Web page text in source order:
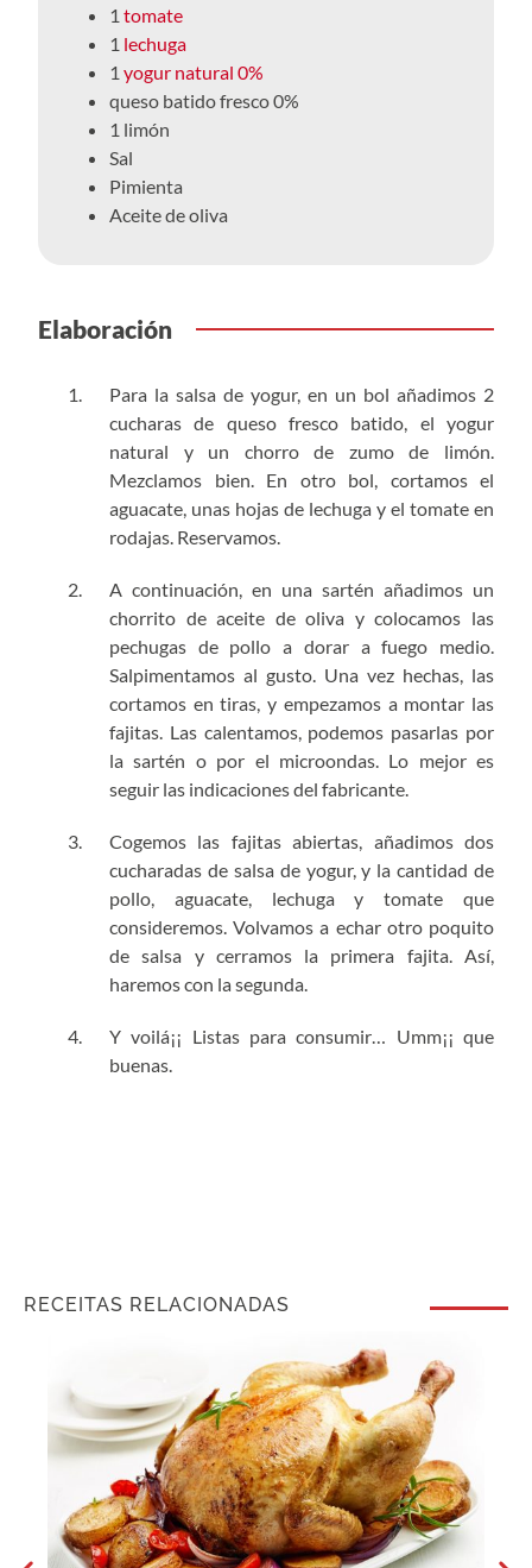
1 tomate
1 lechuga
1 yogur natural 0%
queso batido fresco 0%
1 limón
Sal
Pimienta
Aceite de oliva
Elaboración
Para la salsa de yogur, en un bol añadimos 2
cucharas de queso fresco batido, el yogur
natural y un chorro de zumo de limón.
Mezclamos bien. En otro bol, cortamos el
aguacate, unas hojas de lechuga y el tomate en
rodajas. Reservamos.
A continuación, en una sartén añadimos un
chorrito de aceite de oliva y colocamos las
pechugas de pollo a dorar a fuego medio.
Salpimentamos al gusto. Una vez hechas, las
cortamos en tiras, y empezamos a montar las
fajitas. Las calentamos, podemos pasarlas por
la sartén o por el microondas. Lo mejor es
seguir las indicaciones del fabricante.
Cogemos las fajitas abiertas, añadimos dos
cucharadas de salsa de yogur, y la cantidad de
pollo, aguacate, lechuga y tomate que
consideremos. Volvamos a echar otro poquito
de salsa y cerramos la primera fajita. Así,
haremos con la segunda.
Y voilá¡¡ Listas para consumir… Umm¡¡ que
buenas.
RECEITAS RELACIONADAS